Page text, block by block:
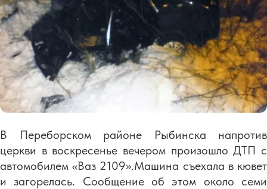
В Переборском районе Рыбинска напротив
церкви в воскресенье вечером произошло ДТП с
автомобилем «Ваз 2109».Машина съехала в кювет
и загорелась. Сообщение об этом около семи